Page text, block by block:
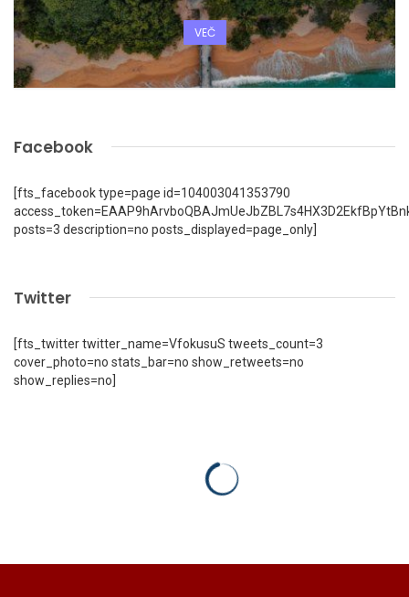
VEČ
Facebook
[fts_facebook type=page id=104003041353790
posts=3 description=no posts_displayed=page_only]
Twitter
[fts_twitter twitter_name=VfokusuS tweets_count=3
cover_photo=no stats_bar=no show_retweets=no
show_replies=no]